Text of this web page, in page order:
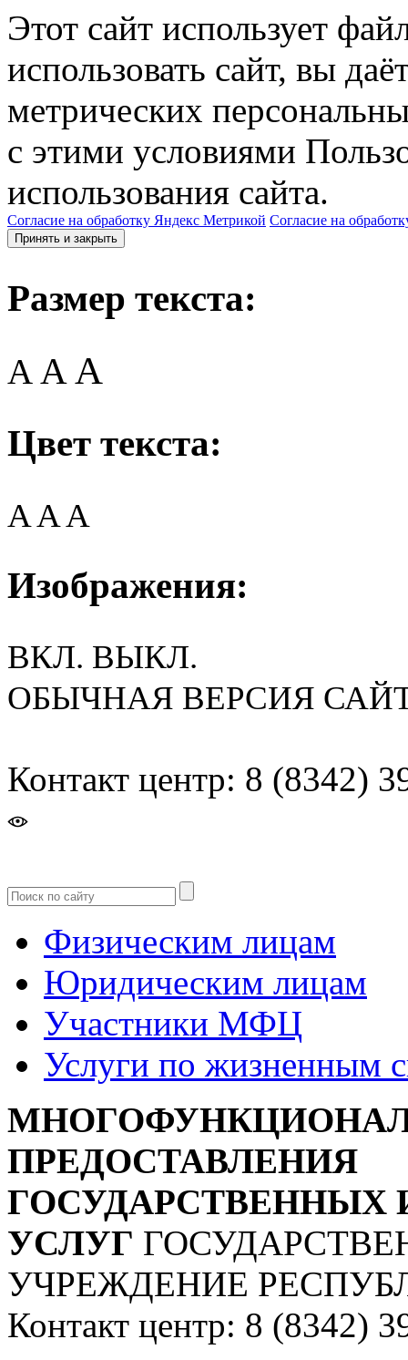
Этот сайт использует
использовать сайт, вы
метрических
с этими условиями
использования сайта.
Согласие на обработку Яндекс Метрикой Согласие на
Принять и закрыть
Размер текста:
A AA
Цвет текста:
AAA
Изображения:
ВКЛ. ВЫКЛ.
ОБЫЧНАЯ ВЕРСИЯ
Контакт центр: 8 (8342)
Физическим лицам
Юридическим лицам
Участники МФЦ
Услуги по жизненным
ПРЕДОСТАВЛЕНИЯ
УСЛУГ
УЧРЕЖДЕНИЕ
Контакт центр: 8 (8342)